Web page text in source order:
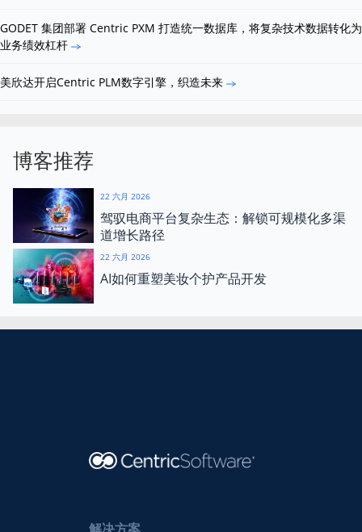
GODET 集团部署 Centric PXM 打造统一数据库，将复杂技术数据转化为
业务绩效杠杆
美欣达开启Centric PLM数字引擎，织造未来
博客推荐
22 六月 2026
驾驭电商平台复杂生态：解锁可规模化多渠
道增长路径
22 六月 2026
AI如何重塑美妆个护产品开发